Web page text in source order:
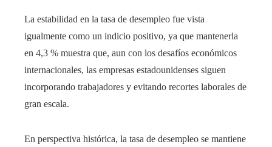
La estabilidad en la tasa de desempleo fue vista
igualmente como un indicio positivo, ya que mantenerla
en 4,3 % muestra que, aun con los desafíos económicos
internacionales, las empresas estadounidenses siguen
incorporando trabajadores y evitando recortes laborales de
gran escala.
En perspectiva histórica, la tasa de desempleo se mantiene